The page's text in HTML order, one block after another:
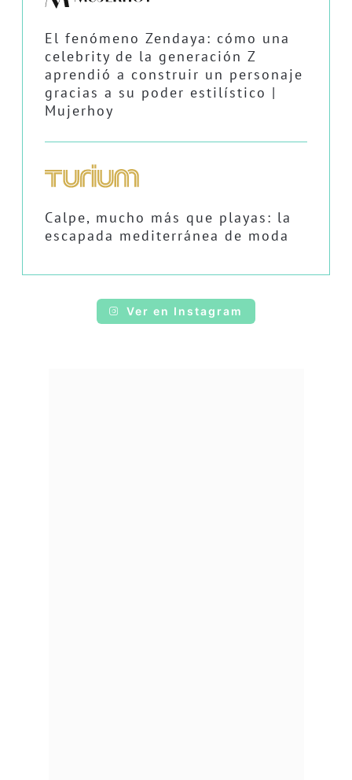
El fenómeno Zendaya: cómo una
celebrity de la generación Z
aprendió a construir un personaje
gracias a su poder estilístico |
Mujerhoy
Calpe, mucho más que playas: la
escapada mediterránea de moda
Ver en Instagram